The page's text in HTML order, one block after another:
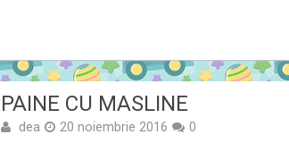
PAINE CU MASLINE
dea 20 noiembrie 2016 0